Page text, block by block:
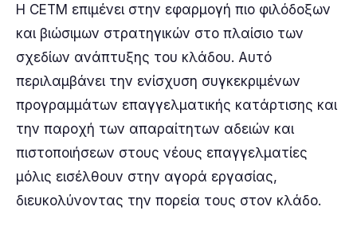
Η CETM επιμένει στην εφαρμογή πιο φιλόδοξων
και βιώσιμων στρατηγικών στο πλαίσιο των
σχεδίων ανάπτυξης του κλάδου. Αυτό
περιλαμβάνει την ενίσχυση συγκεκριμένων
προγραμμάτων επαγγελματικής κατάρτισης και
την παροχή των απαραίτητων αδειών και
πιστοποιήσεων στους νέους επαγγελματίες
μόλις εισέλθουν στην αγορά εργασίας,
διευκολύνοντας την πορεία τους στον κλάδο.